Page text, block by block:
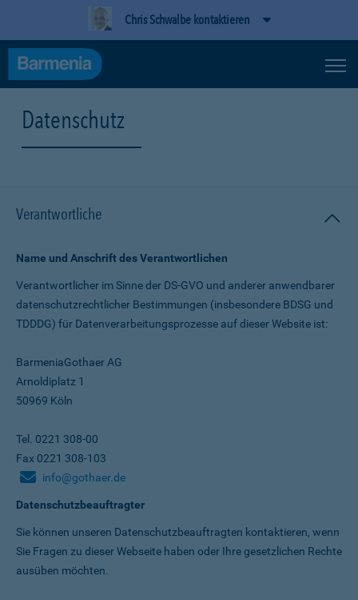
Chris Schwalbe kontaktieren
Datenschutz
Verantwortliche
Name und Anschrift des Verantwortlichen
Verantwortlicher im Sinne der DS-GVO und anderer anwendbarer
datenschutz­rechtlicher Bestimmungen (insbesondere BDSG und
TDDDG) für Daten­verarbeitungs­prozesse auf dieser Website ist:
BarmeniaGothaer AG
Arnoldiplatz 1
50969 Köln
Tel. 0221 308-00
Fax 0221 308-103
info@gothaer.de
Datenschutzbeauftragter
Sie können unseren Datenschutz­beauftragten kontaktieren, wenn
Sie Fragen zu dieser Webseite haben oder Ihre gesetzlichen Rechte
ausüben möchten.